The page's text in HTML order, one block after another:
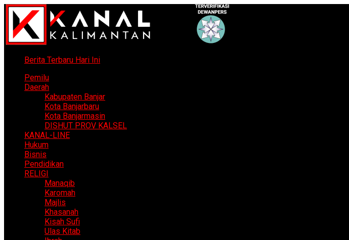
Berita Terbaru Hari Ini
Pemilu
Daerah
Kabupaten Banjar
Kota Banjarbaru
Kota Banjarmasin
DISHUT PROV KALSEL
KANAL-LINE
Hukum
Bisnis
Pendidikan
RELIGI
Manaqib
Karomah
Majlis
Khasanah
Kisah Sufi
Ulas Kitab